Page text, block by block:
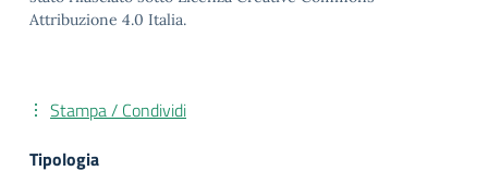
Attribuzione 4.0 Italia.
Stampa / Condividi
Tipologia